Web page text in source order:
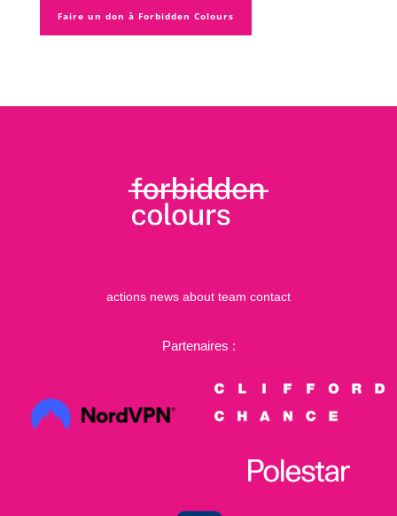
Faire un don à Forbidden Colours
actions news about team contact
Partenaires :